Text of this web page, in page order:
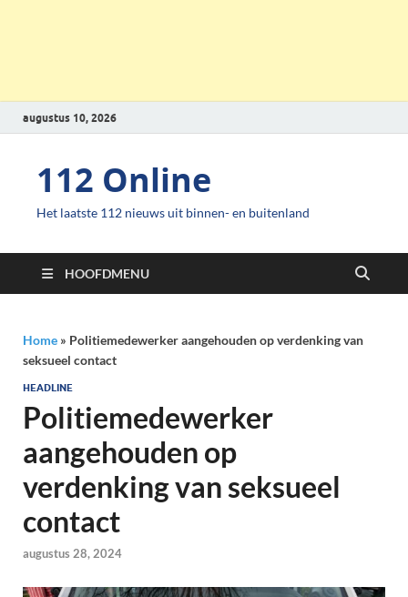
augustus 10, 2026
112 Online
Het laatste 112 nieuws uit binnen- en buitenland
HOOFDMENU
Home » Politiemedewerker aangehouden op verdenking van
seksueel contact
HEADLINE
Politiemedewerker
aangehouden op
verdenking van seksueel
contact
augustus 28, 2024